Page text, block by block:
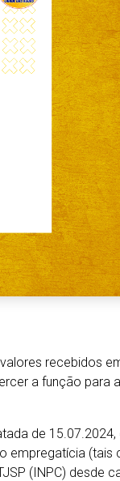
recebidos
a função para
de
empregatícia (tais
(INPC) desde